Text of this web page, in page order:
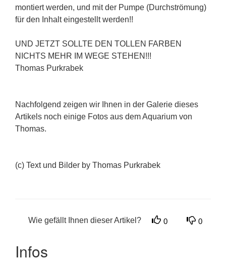
montiert werden, und mit der Pumpe (Durchströmung)
für den Inhalt eingestellt werden!!
UND JETZT SOLLTE DEN TOLLEN FARBEN
NICHTS MEHR IM WEGE STEHEN!!!
Thomas Purkrabek
Nachfolgend zeigen wir Ihnen in der Galerie dieses
Artikels noch einige Fotos aus dem Aquarium von
Thomas.
(c) Text und Bilder by Thomas Purkrabek
Wie gefällt Ihnen dieser Artikel? 0 0
Infos